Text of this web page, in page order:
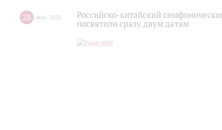
28 мая 2025
Российско-китайский
посвятили сразу двум датам